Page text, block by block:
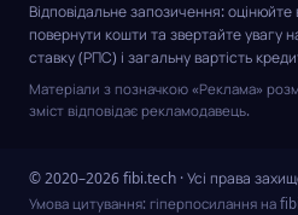
Відповідальне запозичення:
повернути кошти та звертайте увагу
ставку (РПС) і загальну вартість
Матеріали з позначкою «Реклама»
зміст відповідає рекламодавець.
© 2020–2026 fibi.tech · Усі права
Умова цитування: гіперпосилання на